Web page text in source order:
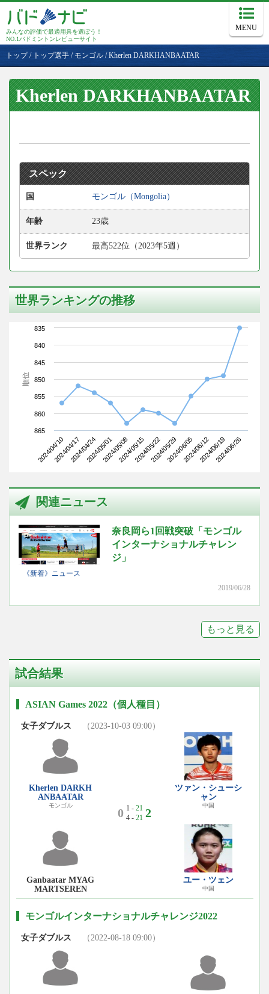
みんなの評価で最適用具を選ぼう！
NO.1バドミントンレビューサイト
MENU
トップ/ トップ選手 / モンゴル /Kherlen DARKHANBAATAR
Kherlen DARKHANBAATAR
スペック
国 モンゴル（Mongolia）
年齢 23歳
世界ランク 最高522位（2023年5週）
世界ランキングの推移
順位
2024/04/102024/04/172024/04/242024/05/012024/05/082024/05/152024/05/222024/05/292024/06/052024/06/122024/06/192024/06/26
835
840
845
850
855
860
865
関連ニュース
奈良岡ら1回戦突破「モンゴル
インターナショナルチャレン
ジ」
《新着》ニュース
2019/06/28
もっと見る
試合結果
ASIAN Games 2022（個人種目）
女子ダブルス （2023-10-03 09:00）
Kherlen DARKH
ANBAATAR
モンゴル
Ganbaatar MYAG
MARTSEREN
0 1 - 21
4 - 21 2
ツァン・シューシ
ャン
中国
ユー・ツェン
中国
モンゴルインターナショナルチャレンジ2022
女子ダブルス （2022-08-18 09:00）